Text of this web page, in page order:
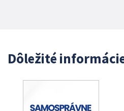
Dôležité